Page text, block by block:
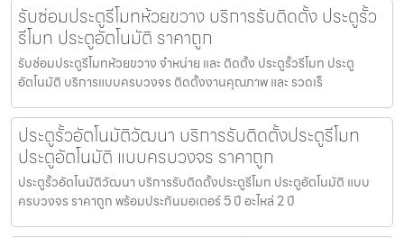
รับซ่อมประตูรีโมทห้วยขวาง บริการรับติดตั้ง ประตูรั้ว
รีโมท ประตูอัตโนมัติ ราคาถูก
รับซ่อมประตูรีโมทห้วยขวาง จำหน่าย และ ติดตั้ง ประตูรั้วรีโมท ประตู
อัตโนมัติ บริการแบบครบวงจร ติดตั้งงานคุณภาพ และ รวดเร็
ประตูรั้วอัตโนมัติวัฒนา บริการรับติดตั้งประตูรีโมท
ประตูอัตโนมัติ แบบครบวงจร ราคาถูก
ประตูรั้วอัตโนมัติวัฒนา บริการรับติดตั้งประตูรีโมท ประตูอัตโนมัติ แบบ
ครบวงจร ราคาถูก พร้อมประกันมอเตอร์ 5 ปี อะไหล่ 2 ปี